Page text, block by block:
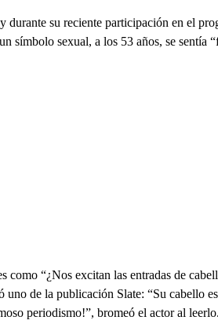
su reciente participación en el
símbolo sexual, a los 53 años, se sentía
“¿Nos excitan las entradas de
de la publicación Slate: “Su cabello
periodismo!”, bromeó el actor al leerlo.